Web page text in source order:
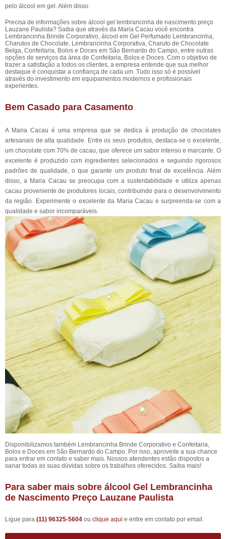
pelo álcool em gel. Além disso:
Precisa de informações sobre álcool gel lembrancinha de nascimento preço
Lauzane Paulista? Saiba que através da Maria Cacau você encontra
Lembrancinha Brinde Corporativo, álcool em Gel Perfumado Lembrancinha,
Charutos de Chocolate, Lembrancinha Corporativa, Charuto de Chocolate
Belga, Confeitaria, Bolos e Doces em São Bernardo do Campo, entre outras
opções de serviços da área de Confeitaria, Bolos e Doces. Com o objetivo de
trazer a satisfação a todos os clientes, a empresa entende que sua melhor
destaque é conquistar a confiança de cada um. Tudo isso só é possível
através do investimento em equipamentos modernos e profissionais
experientes.
Bem Casado para Casamento
A Maria Cacau é uma empresa que se dedica à produção de chocolates
artesanais de alta qualidade. Entre os seus produtos, destaca-se o excelente,
um chocolate com 70% de cacau, que oferece um sabor intenso e marcante. O
excelente é produzido com ingredientes selecionados e seguindo rigorosos
padrões de qualidade, o que garante um produto final de excelência. Além
disso, a Maria Cacau se preocupa com a sustentabilidade e utiliza apenas
cacau proveniente de produtores locais, contribuindo para o desenvolvimento
da região. Experimente o excelente da Maria Cacau e surpreenda-se com a
qualidade e sabor incomparáveis.
Disponibilizamos também Lembrancinha Brinde Corporativo e Confeitaria,
Bolos e Doces em São Bernardo do Campo. Por isso, aproveite a sua chance
para entrar em contato e saber mais. Nossos atendentes estão dispostos a
sanar todas as suas dúvidas sobre os trabalhos oferecidos. Saiba mais!
Para saber mais sobre álcool Gel Lembrancinha
de Nascimento Preço Lauzane Paulista
Ligue para (11) 96325-5604 ou clique aqui e entre em contato por email.